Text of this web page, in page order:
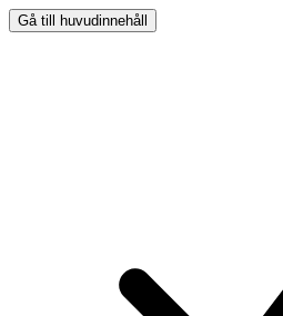
Gå till huvudinnehåll